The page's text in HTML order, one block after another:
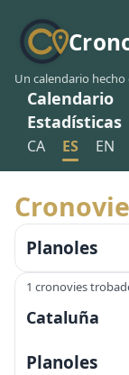
Un calendario hecho
Calendario
Estadísticas
CA ES EN
Planoles
1 cronovies
Cataluña
Planoles